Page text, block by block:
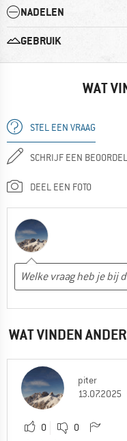
NADELEN
GEBRUIK
WAT
STEL EEN VRAAG
SCHRIJF EEN
DEEL EEN FOTO
WAT VINDEN
piter
13.07.2025
0 0